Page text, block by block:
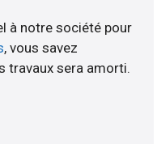
à notre société pour
, vous savez
travaux sera amorti.